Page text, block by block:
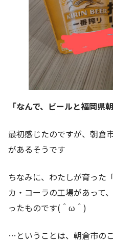
「なんで、ビールと福岡県
最初感じたのですが、朝倉
があるそうです
ちなみに、わたしが育った
カ・コーラの工場があって
ったものです(＾ω＾)
…ということは、朝倉市の